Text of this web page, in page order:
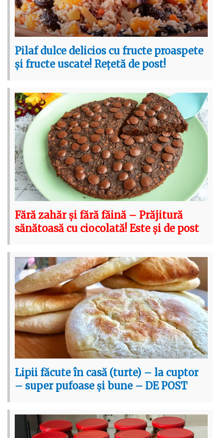
Pilaf dulce delicios cu fructe proaspete
și fructe uscate! Rețetă de post!
Fără zahăr și fără făină – Prăjitură
sănătoasă cu ciocolată! Este și de post
Lipii făcute în casă (turte) – la cuptor
– super pufoase și bune – DE POST